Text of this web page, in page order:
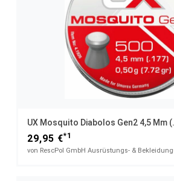
29,95 €*1
von RescPol GmbH Ausrüstungs- &